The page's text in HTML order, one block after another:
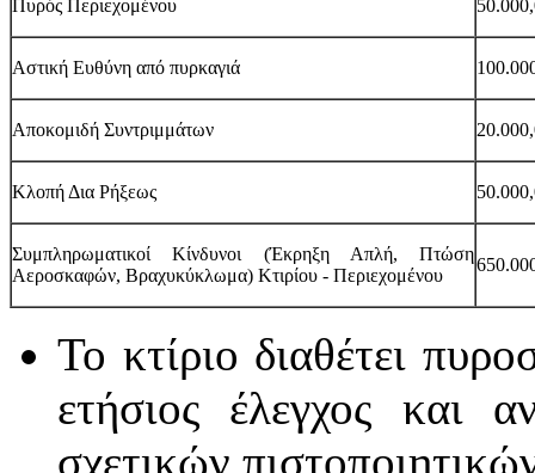
Πυρός Περιεχομένου
Αστική Ευθύνη από πυρκαγιά
Αποκομιδή Συντριμμάτων
Κλοπή Δια Ρήξεως
Συμπληρωματικοί Κίνδυνοι (Έκρηξη Απλή, Πτώση
Αεροσκαφών, Βραχυκύκλωμα) Κτιρίου - Περιεχομένου
Το κτίριο διαθέτει
ετήσιος έλεγχος και
σχετικών